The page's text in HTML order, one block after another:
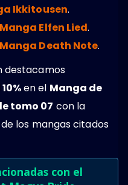
Ikkitousen.
Manga Elfen Lied.
Manga Death Note.
destacamos
en el Manga de
tomo 07 con la
los mangas citados
con el